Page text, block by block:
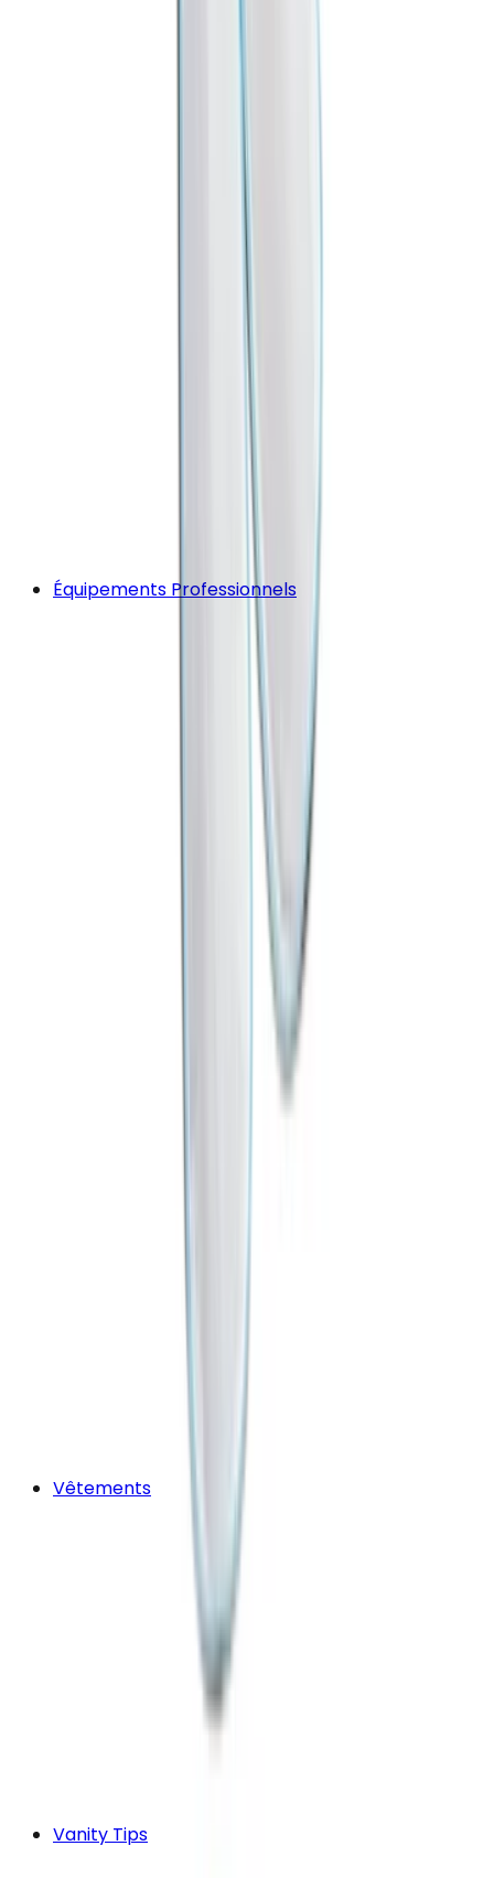
Équipements Professionnels
Vêtements
Vanity Tips